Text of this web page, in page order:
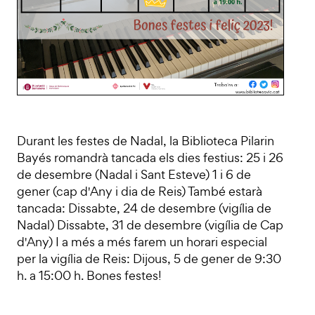
Durant les festes de Nadal, la Biblioteca Pilarin
Bayés romandrà tancada els dies festius: 25 i 26
de desembre (Nadal i Sant Esteve) 1 i 6 de
gener (cap d'Any i dia de Reis) També estarà
tancada: Dissabte, 24 de desembre (vigília de
Nadal) Dissabte, 31 de desembre (vigília de Cap
d'Any) I a més a més farem un horari especial
per la vigília de Reis: Dijous, 5 de gener de 9:30
h. a 15:00 h. Bones festes!